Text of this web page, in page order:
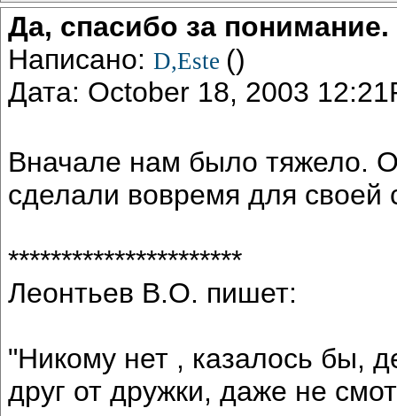
Да, спасибо за понимание.
Написано: D,Este ()
Дата: October 18, 2003
Вначале нам было тяжело.
сделали вовремя для своей
**********************
Леонтьев В.О. пишет:
"Никому нет , казалось бы,
друг от дружки, даже не